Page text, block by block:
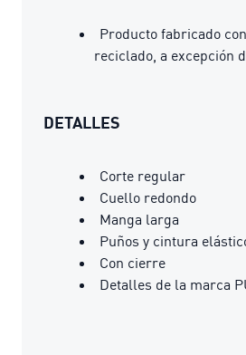
Producto fabricado
reciclado, a excepción
DETALLES
Corte regular
Cuello redondo
Manga larga
Puños y cintura
Con cierre
Detalles de la marca